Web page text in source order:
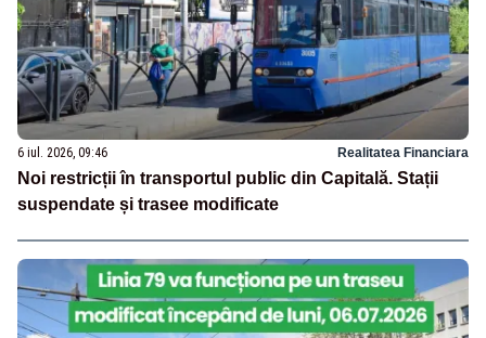
6 iul. 2026, 09:46 Realitatea Financiara
Noi restricții în transportul public din Capitală. Stații
suspendate și trasee modificate